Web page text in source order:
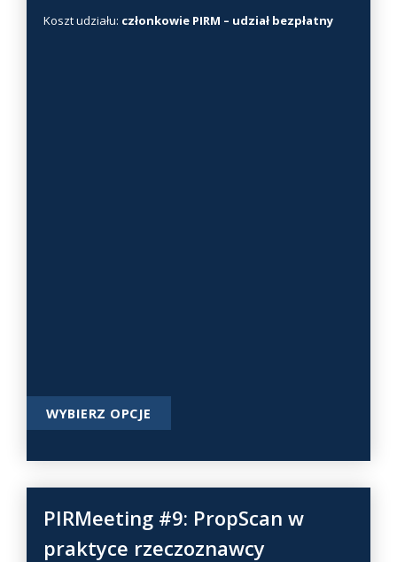
Koszt udziału: członkowie PIRM – udział bezpłatny
WYBIERZ OPCJE
e
r
o
u
PIRMeeting #9: PropScan w
praktyce rzeczoznawcy